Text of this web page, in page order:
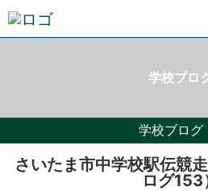
学校ブロ
学校ブログ
さいたま市中学校駅伝競
ログ153